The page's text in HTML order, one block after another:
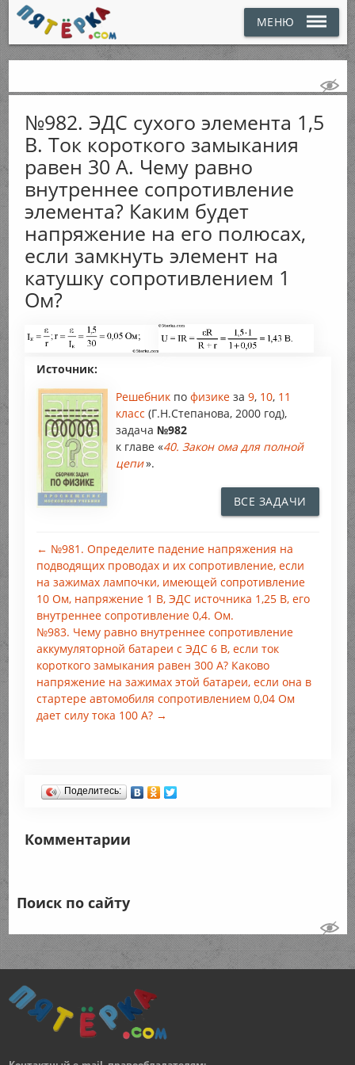
МЕНЮ
№982. ЭДС сухого элемента 1,5
В. Ток короткого замыкания
равен 30 А. Чему равно
внутреннее сопротивление
элемента? Каким будет
напряжение на его полюсах,
если замкнуть элемент на
катушку сопротивлением 1
Ом?
Источник:
Решебник по физике за 9, 10, 11
класс (Г.Н.Степанова, 2000 год),
задача №982
к главе «40. Закон ома для полной
цепи».
ВСЕ ЗАДАЧИ
← №981. Определите падение напряжения на
подводящих проводах и их сопротивление, если
на зажимах лампочки, имеющей сопротивление
10 Ом, напряжение 1 В, ЭДС источника 1,25 В, его
внутреннее сопротивление 0,4. Ом.
№983. Чему равно внутреннее сопротивление
аккумуляторной батареи с ЭДС 6 В, если ток
короткого замыкания равен 300 А? Каково
напряжение на зажимах этой батареи, если она в
стартере автомобиля сопротивлением 0,04 Ом
дает силу тока 100 А? →
Поделитесь:
Комментарии
Поиск по сайту